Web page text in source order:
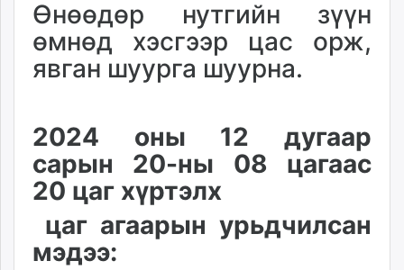
ikon.mn
mnb.mn
Eguur.mn
shuud.mn
eagle.mn
ergelt.mn
zarig.mn
today.mn
zuv.mn
mminfo.mn
Өнөөдөр нутгийн зүүн
өмнөд хэсгээр цас орж,
явган шуурга шуурна.
2024 оны 12 дугаар
сарын 20-ны 08 цагаас
20 цаг хүртэлх
цаг агаарын урьдчилсан
мэдээ: